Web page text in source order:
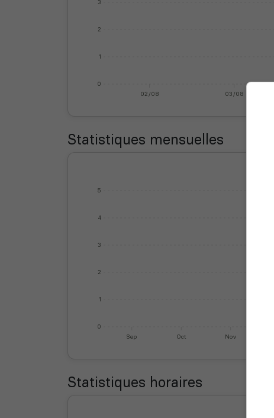
0
1
2
3
02/08 03/08
Statistiques mensuelles
0
1
2
3
4
5
Sep Oct Nov
Statistiques horaires